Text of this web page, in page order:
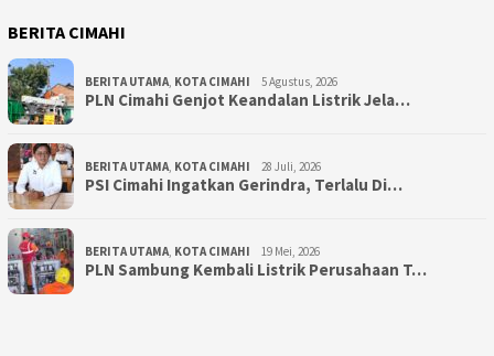
BERITA CIMAHI
BERITA UTAMA, KOTA CIMAHI 5 Agustus, 2026
PLN Cimahi Genjot Keandalan Listrik Jela…
BERITA UTAMA, KOTA CIMAHI 28 Juli, 2026
PSI Cimahi Ingatkan Gerindra, Terlalu Di…
BERITA UTAMA, KOTA CIMAHI 19 Mei, 2026
PLN Sambung Kembali Listrik Perusahaan T…